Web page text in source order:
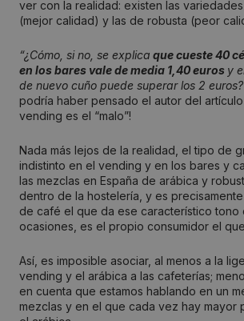
ver con la realidad: existen las
(mejor calidad) y las de robusta (peor
“¿Cómo, si no, se explica que cueste 40
en los bares vale de media 1,40 euros y
de nuevo cuño puede superar los 2
podría haber pensado el autor del
vending es el “malo”!
Nada más lejos de la realidad, el tipo de
indistinto en el vending y en los bares y
las mezclas en España de arábica y
dentro de la hostelería, y es
de café el que da ese característico tono
ocasiones, es el propio consumidor el
Así, es imposible asociar, al menos a la
vending y el arábica a las cafeterías;
en cuenta que estamos hablando en un
mezclas y en el que cada vez hay mayor